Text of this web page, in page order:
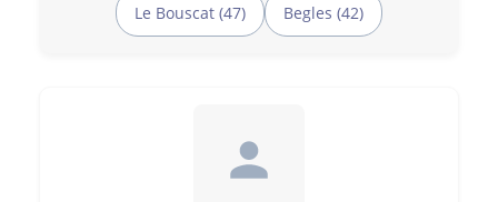
Le Bouscat (47) Begles (42)